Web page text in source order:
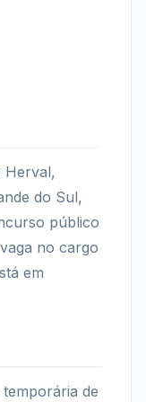
Herval,
do Sul,
público
no cargo
em
de